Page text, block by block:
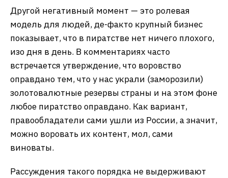
Другой негативный момент — это ролевая
модель для людей, де-факто крупный бизнес
показывает, что в пиратстве нет ничего плохого,
изо дня в день. В комментариях часто
встречается утверждение, что воровство
оправдано тем, что у нас украли (заморозили)
золотовалютные резервы страны и на этом фоне
любое пиратство оправдано. Как вариант,
правообладатели сами ушли из России, а значит,
можно воровать их контент, мол, сами
виноваты.
Рассуждения такого порядка не выдерживают